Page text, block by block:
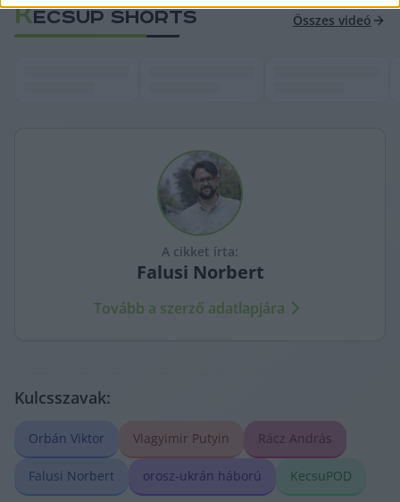
KECSUP SHORTS Összes videó
A cikket írta:
Falusi Norbert
Tovább a szerző adatlapjára
Kulcsszavak:
Orbán Viktor Vlagyimir Putyin Rácz András
Falusi Norbert orosz-ukrán háború KecsuPOD